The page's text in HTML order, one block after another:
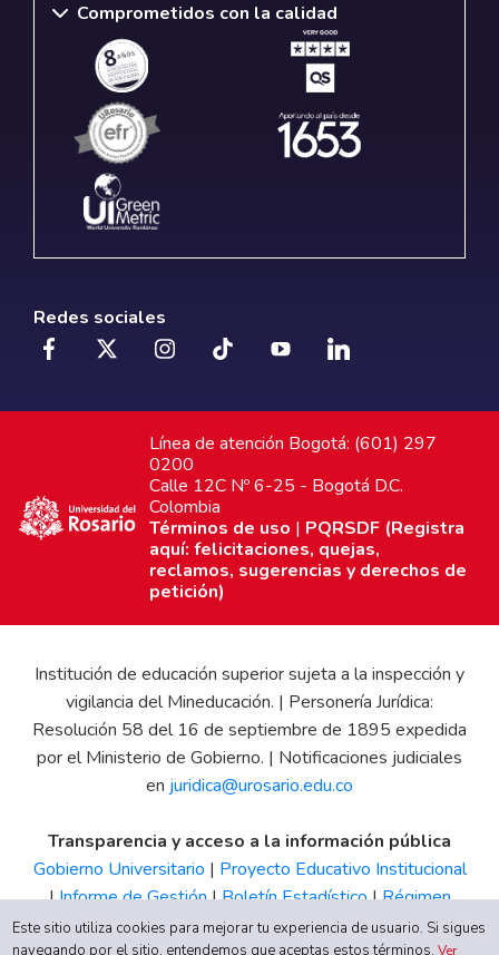
Comprometidos con la calidad
Redes sociales
Línea de atención Bogotá: (601) 297
0200
Calle 12C Nº 6-25 - Bogotá D.C.
Colombia
Términos de uso | PQRSDF (Registra
aquí: felicitaciones, quejas,
reclamos, sugerencias y derechos de
petición)
Institución de educación superior sujeta a la inspección y
vigilancia del Mineducación. | Personería Jurídica:
Resolución 58 del 16 de septiembre de 1895 expedida
por el Ministerio de Gobierno. | Notificaciones judiciales
en juridica@urosario.edu.co
Transparencia y acceso a la información pública
Gobierno Universitario | Proyecto Educativo Institucional
|Informe de Gestión|Boletín Estadístico|Régimen
Tributario|Estados Financieros |Código de Ética| Canal
Este sitio utiliza cookies para mejorar tu experiencia de usuario. Si sigues
navegando por el sitio, entendemos que aceptas estos términos.Ver